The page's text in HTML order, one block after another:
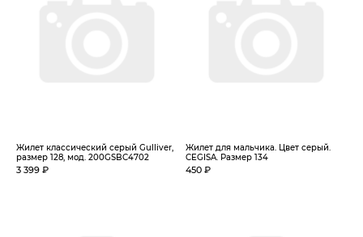
Жилет классический серый Gulliver,
размер 128, мод. 200GSBC4702
3 399 ₽
Жилет для мальчика. Цвет серый.
CEGISA. Размер 134
450 ₽